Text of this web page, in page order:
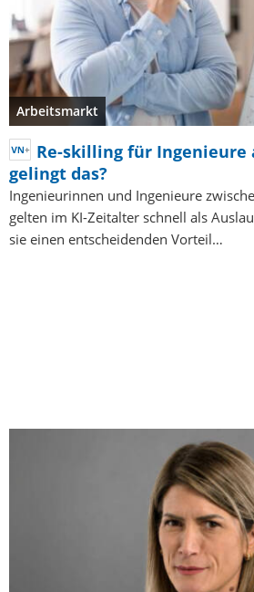
Arbeitsmarkt
Re-skilling für Ingenieure
gelingt das?
Ingenieurinnen und Ingenieure
gelten im KI-Zeitalter schnell als
sie einen entscheidenden Vorteil…